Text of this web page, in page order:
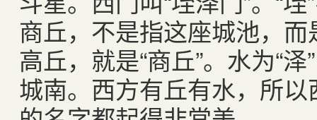
商丘，不是指这座城池，
高丘，就是“商丘”。水为“
城南。西方有丘有水，所以